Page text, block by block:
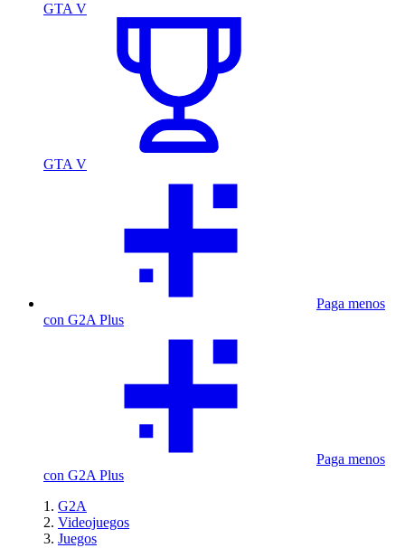
GTA V
GTA V
Paga menos
con G2A Plus
Paga menos
con G2A Plus
G2A
Videojuegos
Juegos